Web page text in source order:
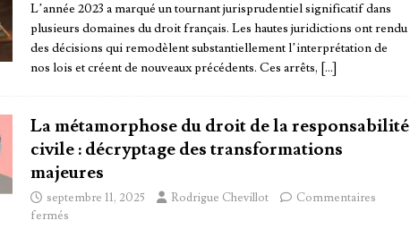
L’année 2023 a marqué un tournant jurisprudentiel significatif dans
plusieurs domaines du droit français. Les hautes juridictions ont rendu
des décisions qui remodèlent substantiellement l’interprétation de
nos lois et créent de nouveaux précédents. Ces arrêts, […]
La métamorphose du droit de la responsabilité
civile : décryptage des transformations
majeures
septembre 11, 2025 Rodrigue Chevillot
Commentaires
fermés